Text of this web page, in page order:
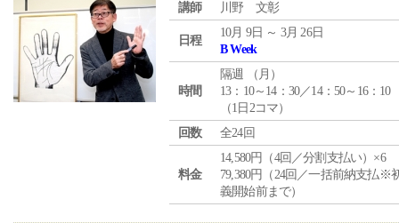
講師 川野 文彰
日程
10月 9日 ～ 3月 26日
B Week
時間
隔週 （ 月 ）
13：10～14：30／14：50～16：10
（1日2コマ）
回数
全24回
料金
14,580円（4回／分割支払い）×6
79,380円（24回／一括前納支払※
義開始前まで）